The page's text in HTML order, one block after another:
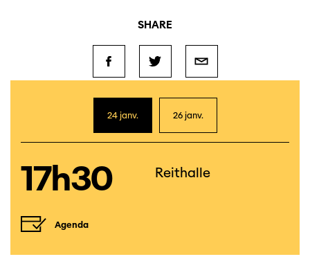
SHARE
24 janv. 26 janv.
17h30 Reithalle
Agenda